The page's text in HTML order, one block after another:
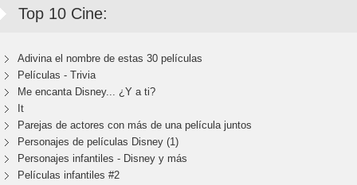
Top 10 Cine:
Adivina el nombre de estas 30 películas
Películas - Trivia
Me encanta Disney... ¿Y a ti?
It
Parejas de actores con más de una película juntos
Personajes de películas Disney (1)
Personajes infantiles - Disney y más
Películas infantiles #2